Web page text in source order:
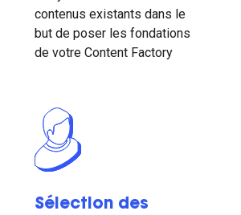
contenus existants dans le
but de poser les fondations
de votre Content Factory
Sélection des